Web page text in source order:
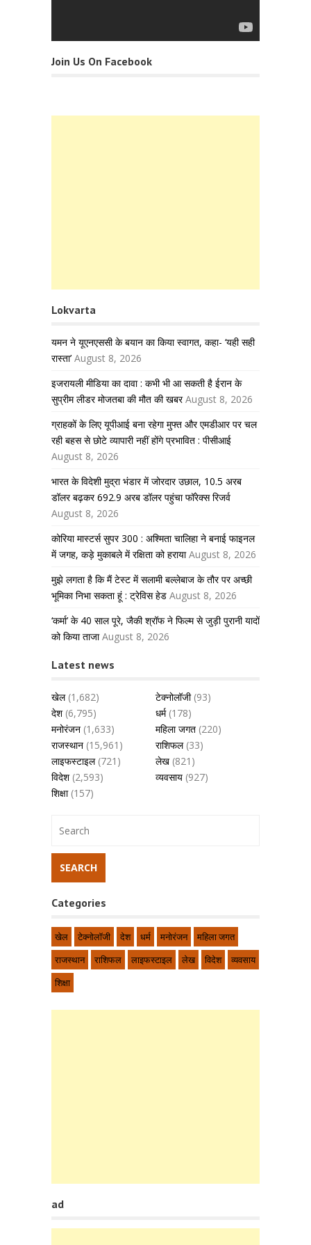
Join Us On Facebook
Lokvarta
यमन ने यूएनएससी के बयान का किया स्वागत, कहा- ‘यही सही
रास्ता’ August 8, 2026
इजरायली मीडिया का दावा : कभी भी आ सकती है ईरान के
सुप्रीम लीडर मोजतबा की मौत की खबर August 8, 2026
ग्राहकों के लिए यूपीआई बना रहेगा मुफ्त और एमडीआर पर चल
रही बहस से छोटे व्यापारी नहीं होंगे प्रभावित : पीसीआई
August 8, 2026
भारत के विदेशी मुद्रा भंडार में जोरदार उछाल, 10.5 अरब
डॉलर बढ़कर 692.9 अरब डॉलर पहुंचा फॉरेक्स रिजर्व
August 8, 2026
कोरिया मास्टर्स सुपर 300 : अश्मिता चालिहा ने बनाई फाइनल
में जगह, कड़े मुकाबले में रक्षिता को हराया August 8, 2026
मुझे लगता है कि मैं टेस्ट में सलामी बल्लेबाज के तौर पर अच्छी
भूमिका निभा सकता हूं : ट्रेविस हेड August 8, 2026
‘कर्मा’ के 40 साल पूरे, जैकी श्रॉफ ने फिल्म से जुड़ी पुरानी यादों
को किया ताजा August 8, 2026
Latest news
खेल(1,682) टेक्नोलॉजी(93)
देश(6,795) धर्म(178)
मनोरंजन (1,633) महिला जगत (220)
राजस्थान (15,961) राशिफल(33)
लाइफस्टाइल(721) लेख (821)
विदेश(2,593) व्यवसाय (927)
शिक्षा(157)
Categories
खेल टेक्नोलॉजी देश धर्म मनोरंजन
महिला जगत
राजस्थान
राशिफल लाइफस्टाइल लेख विदेश
व्यवसाय
शिक्षा
ad